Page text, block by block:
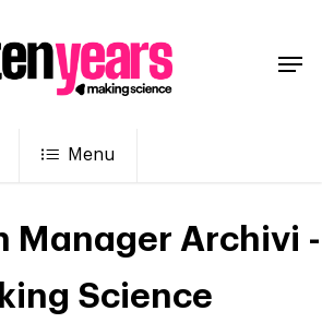
Menu
Manager Archivi -
Science